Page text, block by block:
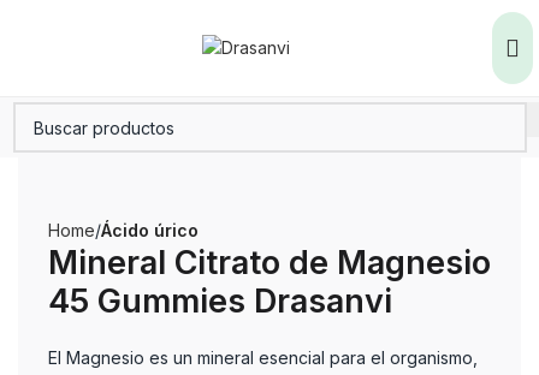
Home Ácido úrico
Mineral Citrato de Magnesio
45 Gummies Drasanvi
El Magnesio es un mineral esencial para el organismo,